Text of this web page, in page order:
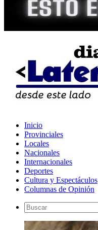
Inicio
Provinciales
Locales
Nacionales
Internacionales
Deportes
Cultura y Espectáculos
Columnas de Opinión